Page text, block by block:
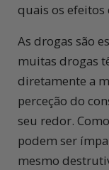
quais os efeitos
As drogas são
muitas drogas
diretamente a
perceção do
seu redor.
podem ser
mesmo